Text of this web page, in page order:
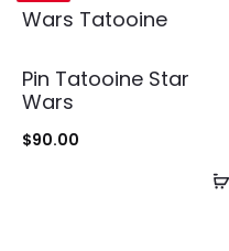
Pin Tatooine Star
Wars
$90.00